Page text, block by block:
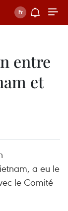
entre
et
a eu le
le Comité